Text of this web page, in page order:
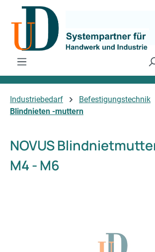
Zum Hauptinhalt springen
Industriebedarf
Befestigungstechnik
Blindnieten -muttern
NOVUS
M4 - M6